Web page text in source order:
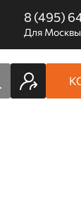
8 (495)
Для Москвы